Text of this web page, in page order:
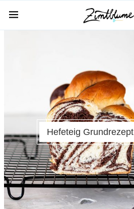
Hefeteig Grundrezept